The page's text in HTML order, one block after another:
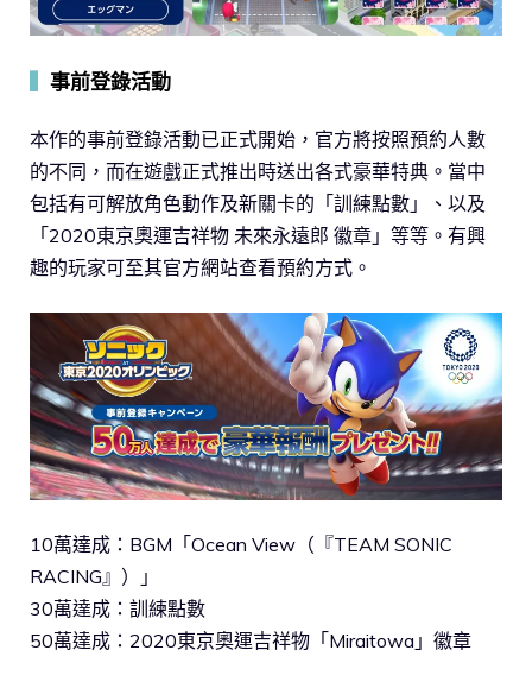
事前登錄活動
本作的事前登錄活動已正式開始，官方將按照預約人數
的不同，而在遊戲正式推出時送出各式豪華特典。當中
包括有可解放角色動作及新關卡的「訓練點數」、以及
「2020東京奧運吉祥物 未來永遠郎 徽章」等等。有興
趣的玩家可至其官方網站查看預約方式。
10萬達成：BGM「Ocean View（『TEAM SONIC
RACING』）」
30萬達成：訓練點數
50萬達成：2020東京奧運吉祥物「Miraitowa」徽章